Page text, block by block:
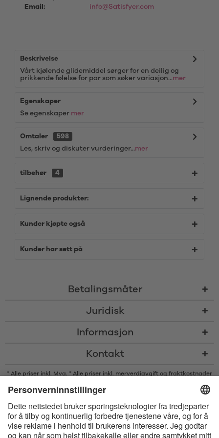
Email:
info@Satisfyer.com
Beskrivelse
Vårt kjølende glidemiddel sørger for en deilig og
prikkende følelse for par som søker variasjon...mer
Egenskaper
Se egenskaper mer
Omtaler
598
Les, skriv og diskuter vurderinger...mer
tilbehør 4
Lignende produkter:
Kunder kjøpte også
Kunder har sett på
Betalingsmåter
Juridisk
Informasjon
Kontakt
* Alle priser inkl. Mva. * Alle priser inkl. merverdiavgift og fraktkostnader
* Bluetooth®s ordmerke og logoer er registrerte varemerker som eies av
Bluetooth SIG, Inc., og enhver bruk av slike merker av Satisfyer GmbH
skjer på lisens.